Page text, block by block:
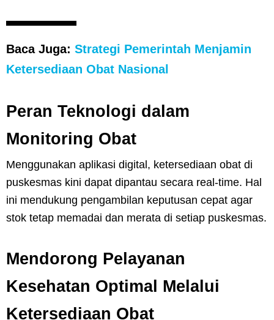
Baca Juga: Strategi Pemerintah Menjamin
Ketersediaan Obat Nasional
Peran Teknologi dalam
Monitoring Obat
Menggunakan aplikasi digital, ketersediaan obat di
puskesmas kini dapat dipantau secara real-time. Hal
ini mendukung pengambilan keputusan cepat agar
stok tetap memadai dan merata di setiap puskesmas.
Mendorong Pelayanan
Kesehatan Optimal Melalui
Ketersediaan Obat